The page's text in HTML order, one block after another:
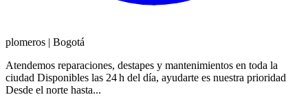
plomeros | Bogotá
Atendemos reparaciones, destapes y mantenimientos en toda la
ciudad Disponibles las 24 h del día, ayudarte es nuestra prioridad
Desde el norte hasta...